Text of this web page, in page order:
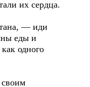
их сердца.
— иди
еды и
одного